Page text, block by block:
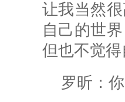
让我当然
自己的世
但也不觉
罗昕：